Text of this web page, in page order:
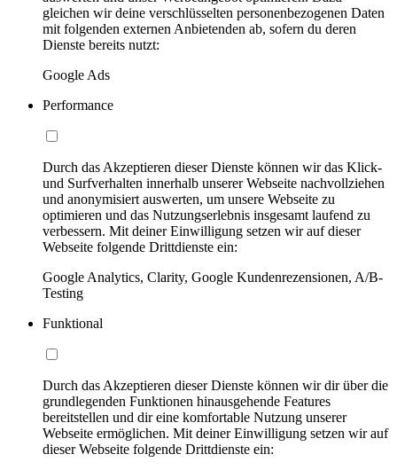
gleichen wir deine verschlüsselten personenbezogenen Daten
mit folgenden externen Anbietenden ab, sofern du deren
Dienste bereits nutzt:
Google Ads
Performance
Durch das Akzeptieren dieser Dienste können wir das Klick-
und Surfverhalten innerhalb unserer Webseite nachvollziehen
und anonymisiert auswerten, um unsere Webseite zu
optimieren und das Nutzungserlebnis insgesamt laufend zu
verbessern. Mit deiner Einwilligung setzen wir auf dieser
Webseite folgende Drittdienste ein:
Google Analytics, Clarity, Google Kundenrezensionen, A/B-
Testing
Funktional
Durch das Akzeptieren dieser Dienste können wir dir über die
grundlegenden Funktionen hinausgehende Features
bereitstellen und dir eine komfortable Nutzung unserer
Webseite ermöglichen. Mit deiner Einwilligung setzen wir auf
dieser Webseite folgende Drittdienste ein: